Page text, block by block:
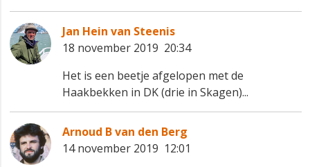
Jan Hein van Steenis
18 november 2019 20:34
Het is een beetje afgelopen met de
Haakbekken in DK (drie in Skagen)...
Arnoud B van den Berg
14 november 2019 12:01